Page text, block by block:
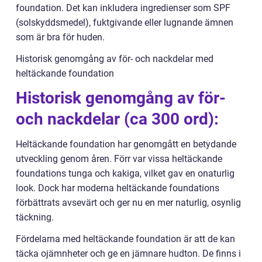
foundation. Det kan inkludera ingredienser som SPF
(solskyddsmedel), fuktgivande eller lugnande ämnen
som är bra för huden.
Historisk genomgång av för- och nackdelar med
heltäckande foundation
Historisk genomgång av för-
och nackdelar (ca 300 ord):
Heltäckande foundation har genomgått en betydande
utveckling genom åren. Förr var vissa heltäckande
foundations tunga och kakiga, vilket gav en onaturlig
look. Dock har moderna heltäckande foundations
förbättrats avsevärt och ger nu en mer naturlig, osynlig
täckning.
Fördelarna med heltäckande foundation är att de kan
täcka ojämnheter och ge en jämnare hudton. De finns i